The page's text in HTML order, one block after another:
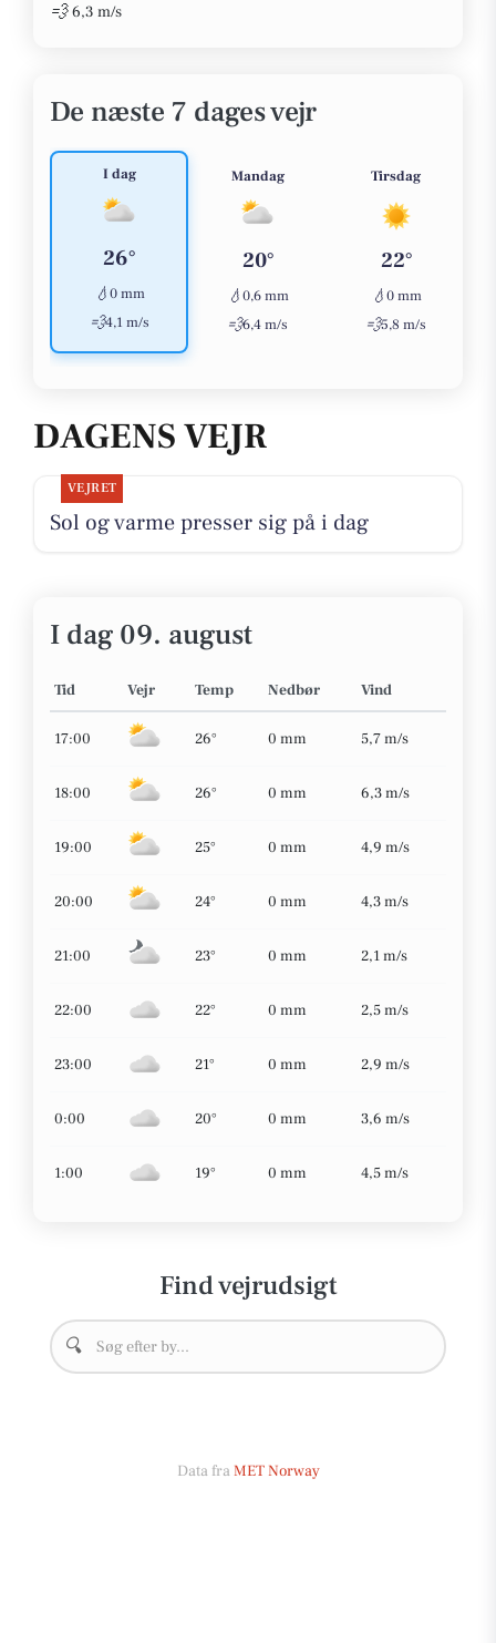
💨 6,3 m/s
De næste 7 dages vejr
I dag
26°
💧0 mm
💨4,1 m/s
Mandag
20°
💧0,6 mm
💨6,4 m/s
Tirsdag
22°
💧0 mm
💨5,8 m/s
DAGENS VEJR
VEJRET
Sol og varme presser sig på i dag
I dag 09. august
Tid Vejr Temp Nedbør Vind
17:00 26° 0 mm 5,7 m/s
18:00 26° 0 mm 6,3 m/s
19:00 25° 0 mm 4,9 m/s
20:00 24° 0 mm 4,3 m/s
21:00 23° 0 mm 2,1 m/s
22:00 22° 0 mm 2,5 m/s
23:00 21° 0 mm 2,9 m/s
0:00 20° 0 mm 3,6 m/s
1:00 19° 0 mm 4,5 m/s
Find vejrudsigt
🔍
Data fraMET Norway